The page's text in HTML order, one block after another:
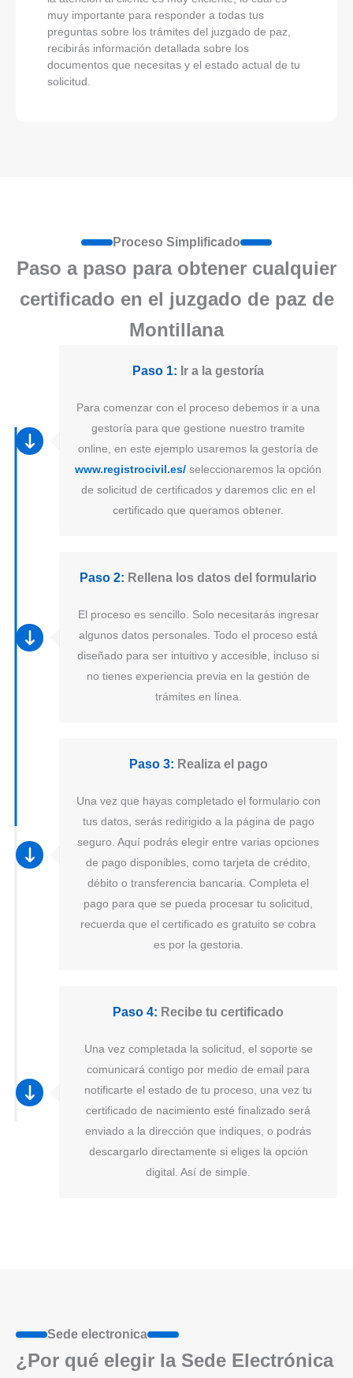
muy importante para responder a todas tus
preguntas sobre los trámites del juzgado de paz,
recibirás información detallada sobre los
documentos que necesitas y el estado actual de tu
solicitud.
Proceso Simplificado
Paso a paso para obtener cualquier
certificado en el juzgado de paz de
Montillana
Paso 1: Ir a la gestoría
Para comenzar con el proceso debemos ir a una
gestoría para que gestione nuestro tramite
online, en este ejemplo usaremos la gestoría de
www.registrocivil.es/ seleccionaremos la opción
de solicitud de certificados y daremos clic en el
certificado que queramos obtener.
Paso 2: Rellena los datos del formulario
El proceso es sencillo. Solo necesitarás ingresar
algunos datos personales. Todo el proceso está
diseñado para ser intuitivo y accesible, incluso si
no tienes experiencia previa en la gestión de
trámites en línea.
Paso 3: Realiza el pago
Una vez que hayas completado el formulario con
tus datos, serás redirigido a la página de pago
seguro. Aquí podrás elegir entre varias opciones
de pago disponibles, como tarjeta de crédito,
débito o transferencia bancaria. Completa el
pago para que se pueda procesar tu solicitud,
recuerda que el certificado es gratuito se cobra
es por la gestoria.
Paso 4: Recibe tu certificado
Una vez completada la solicitud, el soporte se
comunicará contigo por medio de email para
notificarte el estado de tu proceso, una vez tu
certificado de nacimiento esté finalizado será
enviado a la dirección que indiques, o podrás
descargarlo directamente si eliges la opción
digital. Así de simple.
Sede electronica
¿Por qué elegir la Sede Electrónica